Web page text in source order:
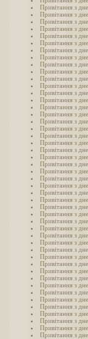
Привітання з
Привітання з
Привітання з
Привітання з
Привітання з
Привітання з
Привітання з
Привітання з
Привітання з
Привітання з
Привітання з
Привітання з
Привітання з
Привітання з
Привітання з
Привітання з
Привітання з
Привітання з
Привітання з
Привітання з
Привітання з
Привітання з
Привітання з
Привітання з
Привітання з
Привітання з
Привітання з
Привітання з
Привітання з
Привітання з
Привітання з
Привітання з
Привітання з
Привітання з
Привітання з
Привітання з
Привітання з
Привітання з
Привітання з
Привітання з
Привітання з
Привітання з
Привітання з
Привітання з
Привітання з
Привітання з
Привітання з